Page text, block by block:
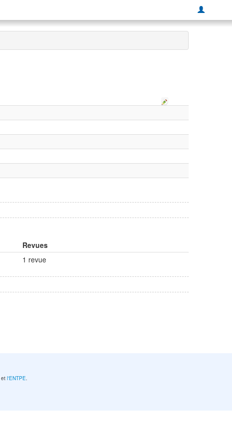
Revues
1 revue
etl'ENTPE.